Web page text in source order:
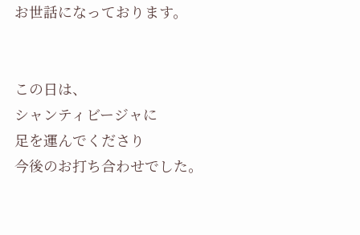
お世話になっております。
この日は、
シャンティビージャに
足を運んでくださり
今後のお打ち合わせでした。